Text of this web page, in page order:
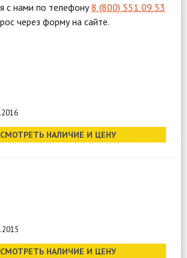
с нами по телефону8 (800) 551 09 53
через форму на сайте.
НАЛИЧИЕ И ЦЕНУ
НАЛИЧИЕ И ЦЕНУ